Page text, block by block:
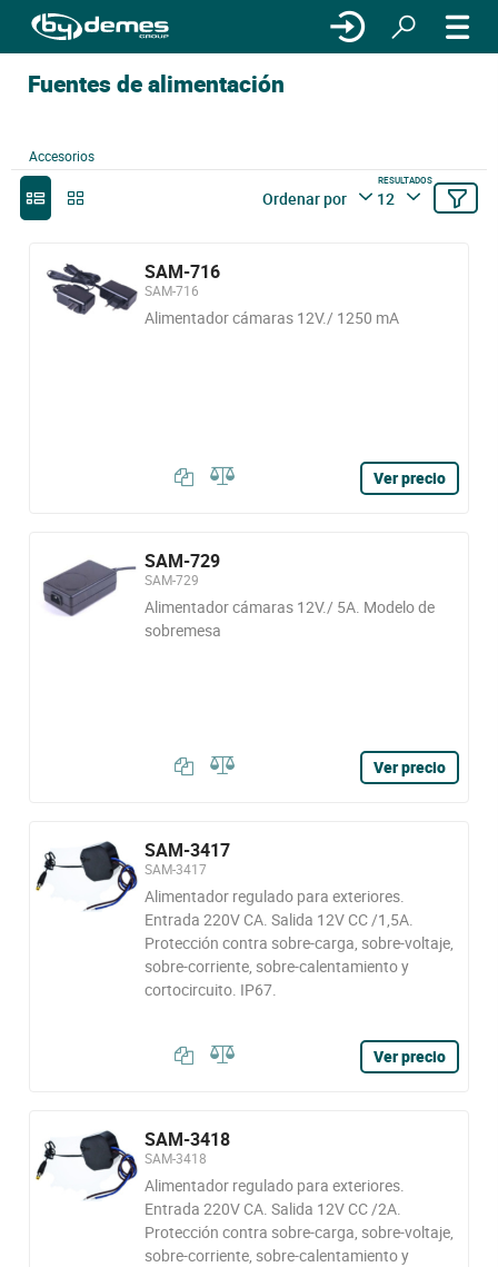
Fuentes de alimentación
Accesorios
Ordenar por
RESULTADOS
12
SAM-716
SAM-716
Alimentador cámaras 12V./ 1250 mA
Ver precio
SAM-729
SAM-729
Alimentador cámaras 12V./ 5A. Modelo de
sobremesa
Ver precio
SAM-3417
SAM-3417
Alimentador regulado para exteriores.
Entrada 220V CA. Salida 12V CC /1,5A.
Protección contra sobre-carga, sobre-voltaje,
sobre-corriente, sobre-calentamiento y
cortocircuito. IP67.
Ver precio
SAM-3418
SAM-3418
Alimentador regulado para exteriores.
Entrada 220V CA. Salida 12V CC /2A.
Protección contra sobre-carga, sobre-voltaje,
sobre-corriente, sobre-calentamiento y